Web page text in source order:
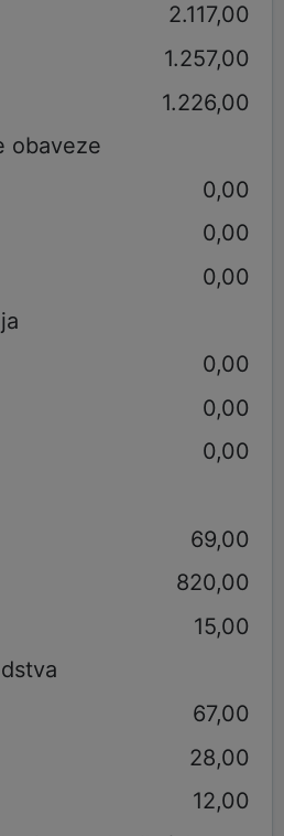
2.117,00
1.257,00
1.226,00
obaveze
0,00
0,00
0,00
0,00
0,00
0,00
69,00
820,00
15,00
67,00
28,00
12,00